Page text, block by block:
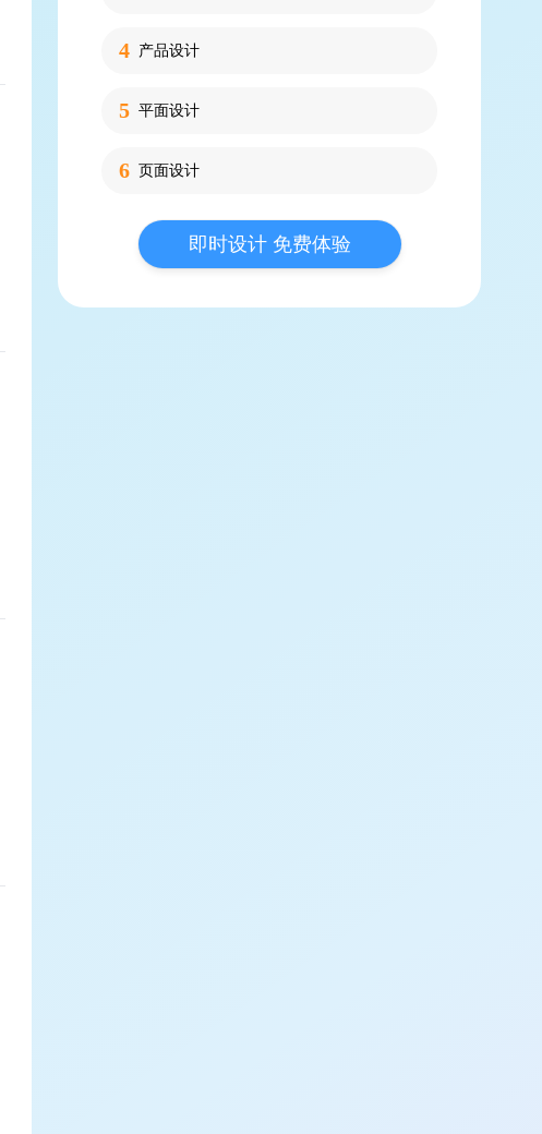
产品设计
平面设计
页面设计
即时设计 免费体验